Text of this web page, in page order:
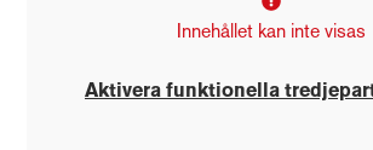
Innehållet kan inte visas
Aktivera funktionella